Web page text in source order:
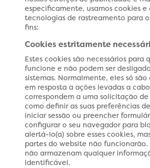
especificamente, usamos cookies e
tecnologias de rastreamento para
fins:
Cookies estritamente
Estes cookies são necessários para
funcione e não podem ser
sistemas. Normalmente, eles só
em resposta a ações levadas a
correspondem a uma solicitação de
como definir as suas preferências
iniciar sessão ou preencher
configurar o seu navegador para
alertá-lo(a) sobre esses cookies,
partes do website não funcionarão.
não armazenam qualquer
identificável.